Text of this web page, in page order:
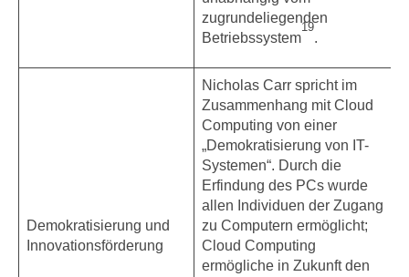
zugrundeliegenden
Betriebssystem
19
.
Demokratisierung und
Innovationsförderung
Nicholas Carr spricht im
Zusammenhang mit Cloud
Computing von einer
„Demokratisierung von IT-
Systemen“. Durch die
Erfindung des PCs wurde
allen Individuen der Zugang
zu Computern ermöglicht;
Cloud Computing
ermögliche in Zukunft den